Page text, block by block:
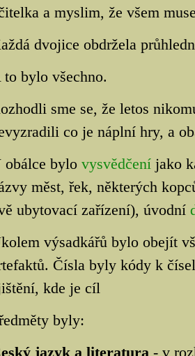
a myslim, že všem
dvojice obdržela
to bylo všechno.
sme se, že letos
co je náplní hry, a
obálce bylo vysvědčeníjako
měst, řek, některých
ubytovací zařízení), úvodní
výsadkářů bylo obejít
Čísla byly kódy k
kde je cíl
byly:
jazyk a literatura- v